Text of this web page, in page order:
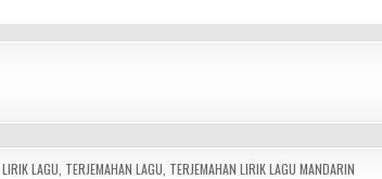
LIRIK LAGU TERJEMAHAN LAGU TERJEMAHAN LIRIK LAGU MANDARIN